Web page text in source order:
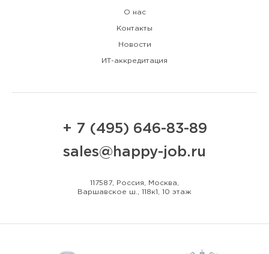
О нас
Контакты
Новости
ИТ-аккредитация
+ 7 (495) 646-83-89
sales@happy-job.ru
117587, Россия, Москва,
Варшавское ш., 118к1, 10 этаж